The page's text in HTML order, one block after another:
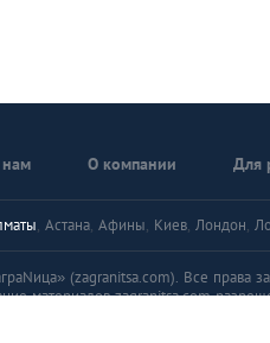
О компании Для
, Астана, Афины, Киев, Лондон,
(zagranitsa.com). Все права
материалов zagranitsa.com